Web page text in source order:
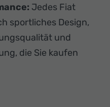
Jedes Fiat
sportliches Design,
und
die Sie kaufen